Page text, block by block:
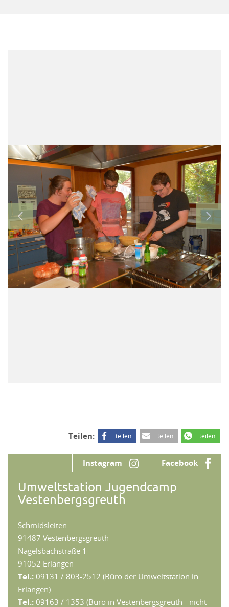
Teilen: teilen teilen teilen
Instagram Facebook
Umweltstation Jugendcamp
Vestenbergsgreuth
Schmidsleiten
91487 Vestenbergsgreuth
Nägelsbachstraße 1
91052 Erlangen
Tel.: 09131 / 803-2512 (Büro der Umweltstation in
Erlangen)
Tel.: 09163 / 1353 (Büro in Vestenbergsgreuth - nicht